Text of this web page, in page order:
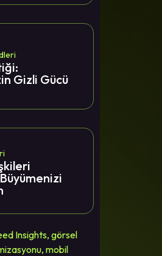
Gizli Gücü
Insights, görsel
, mobil